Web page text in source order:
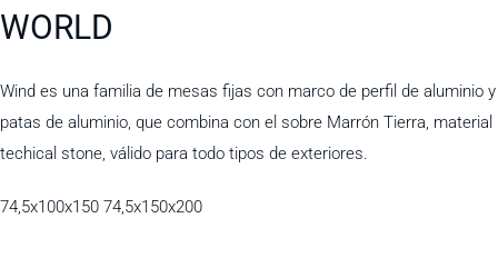
WORLD
Wind es una familia de mesas fijas con marco de perfil de aluminio y
patas de aluminio, que combina con el sobre Marrón Tierra, material
techical stone, válido para todo tipos de exteriores.
74,5x100x150 74,5x150x200